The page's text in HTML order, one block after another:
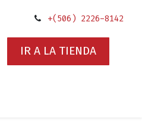
+(506) 2226-8142
IR A LA TIENDA